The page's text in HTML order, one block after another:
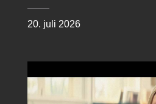
20. juli 2026